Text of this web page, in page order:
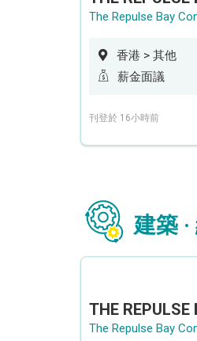
香港 > 其他
薪金面議
刊登於 16小時前
建築